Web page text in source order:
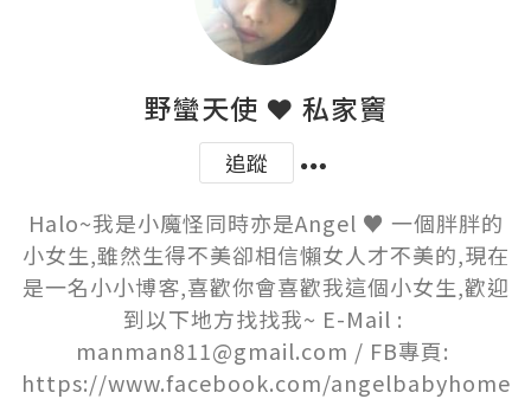
野蠻天使 ❤ 私家竇
追蹤
Halo~我是小魔怪同時亦是Angel ♥ 一個胖胖的
小女生,雖然生得不美卻相信懶女人才不美的,現在
是一名小小博客,喜歡你會喜歡我這個小女生,歡迎
到以下地方找找我~ E-Mail :
manman811@gmail.com / FB專頁:
https://www.facebook.com/angelbabyhome